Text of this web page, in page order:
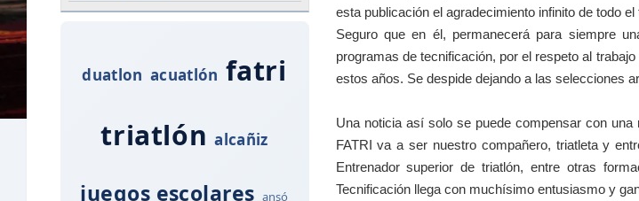
duatlon acuatlón fatri
triatlón alcañiz
juegos escolares ansó
esta publicación el agradecimiento infinito de todo el
Seguro que en él, permanecerá para siempre
programas de tecnificación, por el respeto al
estos años. Se despide dejando a las selecciones
Una noticia así solo se puede compensar con
FATRI va a ser nuestro compañero, triatleta y
Entrenador superior de triatlón, entre otras
Tecnificación llega con muchísimo entusiasmo y